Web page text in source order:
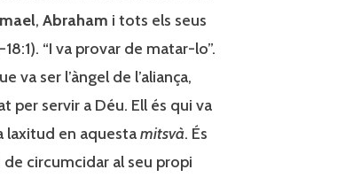
, Abraham i tots els seus
“I va provar de matar-lo”.
va ser l’àngel de l’aliança,
per servir a Déu. Ell és qui va
laxitud en aquestamitsvà. És
de circumcidar al seu propi